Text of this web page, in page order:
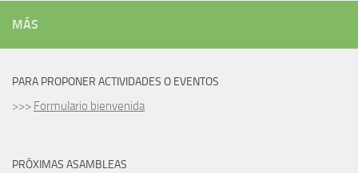
MÁS
PARA PROPONER ACTIVIDADES O EVENTOS
>>> Formulario bienvenida
PRÓXIMAS ASAMBLEAS